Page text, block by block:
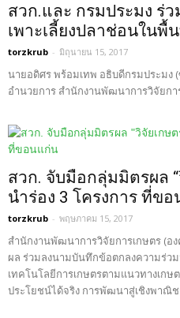
สวก.และ กรมประมง ร่ว
เพาะเลี้ยงปลาช่อนในพื้
torzkrub - มิถุนายน 15, 2017
นายอดิศร พร้อมเทพ อธิบดีกรมประม
อำนวยการ สำนักงานพัฒนาการวิจัยกา
สวก. จับมือกลุ่มมิตรผล
นำร่อง 3 โครงการ ที่ข
torzkrub - พฤษภาคม 15, 2017
สำนักงานพัฒนาการวิจัยการเกษตร (อ
ผล ร่วมลงนามบันทึกข้อตกลงความร่
เทคโนโลยีการเกษตรตามแนวทางเกษ
ประโยชน์ได้จริง การพัฒนาสู่เชิงพาณิช